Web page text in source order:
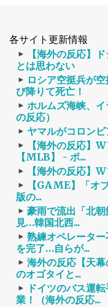
各サイト更新情報
【海外の反応】
とは思わない
ロシア空挺兵が
び降りて死亡！
ホルムズ海峡、
の反応）
ヤマルがコロンビ
【海外の反応】
【MLB】 - ボ...
【海外の反応】
【GAME】「オ
版の...
豪雨で流出「北
見…韓国北西...
熟練オペレータ
を完了…自らが...
海外の反応【天
のオゴタイと...
ドイツのバス運
業！（海外の反応...